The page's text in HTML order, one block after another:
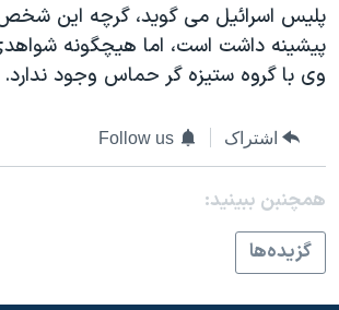
پليس اسرائيل می گويد، گرچه اين
پيشينه داشت است، اما هيچگونه
وی با گروه ستيزه گر حماس وجود ندارد.
اشتراک Follow us
همچنبن ببینید:
گزيده‌ها